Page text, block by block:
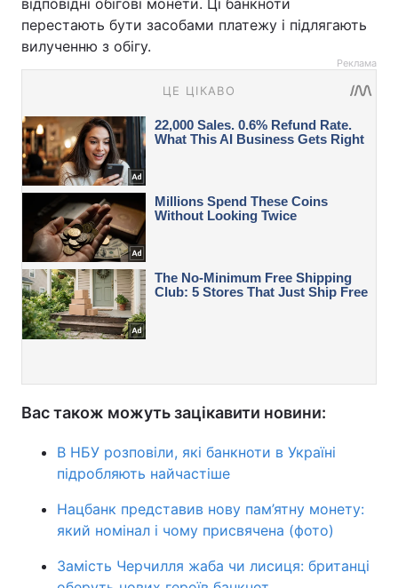
відповідні обігові монети. Ці банкноти
перестають бути засобами платежу і підлягають
вилученню з обігу.
Реклама
Вас також можуть зацікавити новини:
В НБУ розповіли, які банкноти в Україні
підробляють найчастіше
Нацбанк представив нову пам’ятну монету:
який номінал і чому присвячена (фото)
Замість Черчилля жаба чи лисиця: британці